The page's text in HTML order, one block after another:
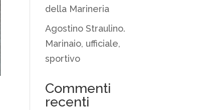
della Marineria
Agostino Straulino.
Marinaio, ufficiale,
sportivo
Commenti
recenti